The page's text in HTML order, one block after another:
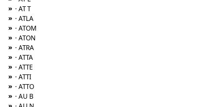
» · AT T
» · ATLA
» · ATOM
» · ATON
» · ATRA
» · ATTA
» · ATTE
» · ATTI
» · ATTO
» · AU B